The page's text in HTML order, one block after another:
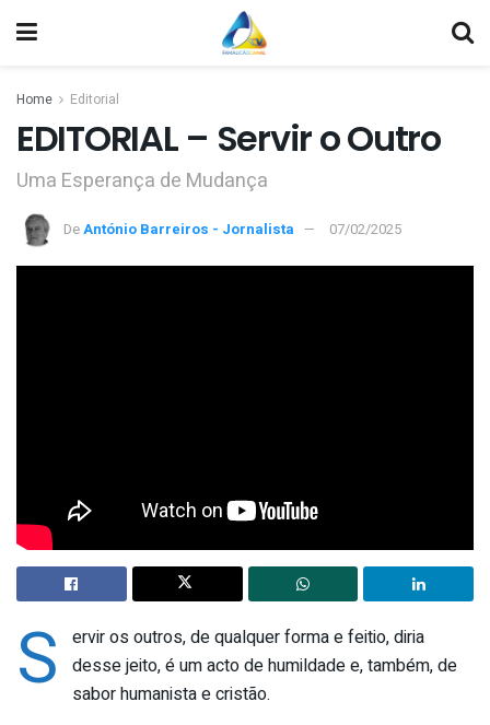
Home Editorial
EDITORIAL – Servir o Outro
Uma Esperança de Mudança
DeAntónio Barreiros - Jornalista 07/02/2025
S
ervir os outros, de qualquer forma e feitio, diria
desse jeito, é um acto de humildade e, também, de
sabor humanista e cristão.